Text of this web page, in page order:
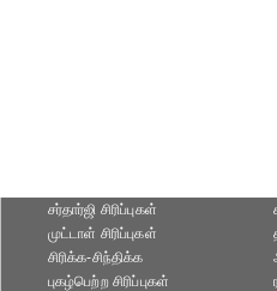
சர்தார்ஜி சிரிப்புகள்
முட்டாள் சிரிப்புகள்
சிரிக்க-சிந்திக்க
புகழ்பெற்ற சிரிப்புகள்